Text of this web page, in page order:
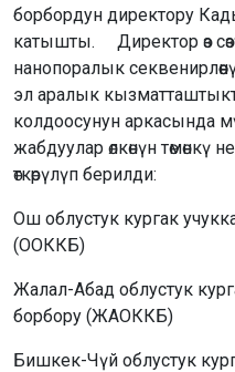
борбордун директору
катышты. ⠀ Директор өз
нанопоралык
эл аралык
колдоосунун аркасында
жабдуулар өлкөнүн
өткөрүлүп берилди:
Ош облустук кургак
(ООККБ)
Жалал-Абад облустук
борбору (ЖАОККБ)
Бишкек-Чүй облустук